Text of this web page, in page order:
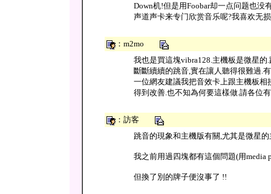
Down机!但是用Foobar却一点问题也没
声道声卡来专门欣赏音乐呢?我喜欢无
：m2mo
我也是買這塊vibra128.主機板是微星
斷斷續續的跳音,實在讓人聽得很難過.
一位網友建議我把音效卡上跟主機板
得到改善.也不知為何要這樣做.請各位
：訪客
跳音的現象和主機版有關,尤其是微星
我之前用過四塊都有這個問題(用media
但換了別的牌子便沒事了 !!